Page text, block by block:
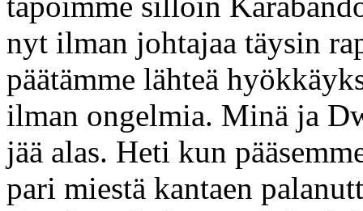
nyt ilman johtajaa täysin
päätämme lähteä
ilman ongelmia. Minä ja
jää alas. Heti kun
pari miestä kantaen